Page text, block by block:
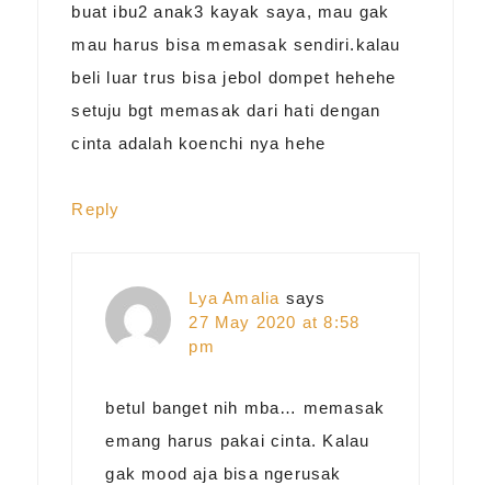
buat ibu2 anak3 kayak saya, mau gak
mau harus bisa memasak sendiri.kalau
beli luar trus bisa jebol dompet hehehe
setuju bgt memasak dari hati dengan
cinta adalah koenchi nya hehe
Reply
Lya Amalia says
27 May 2020 at 8:58
pm
betul banget nih mba… memasak
emang harus pakai cinta. Kalau
gak mood aja bisa ngerusak